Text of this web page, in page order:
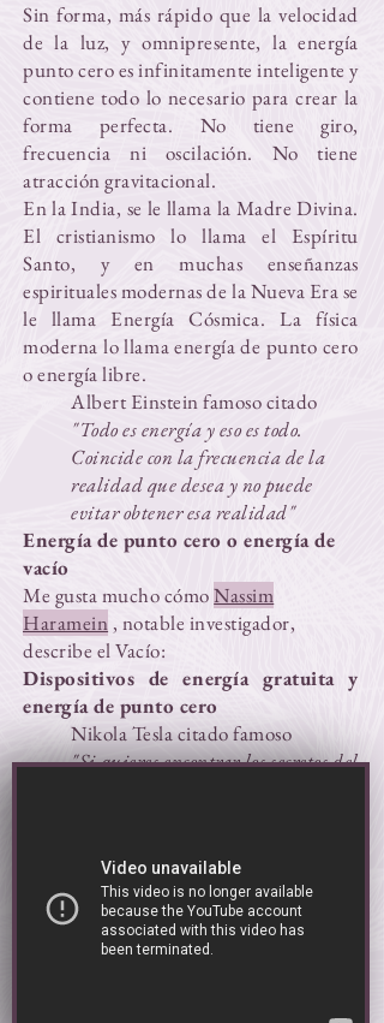
Sin forma, más rápido que la velocidad
de la luz, y omnipresente, la energía
punto cero es infinitamente inteligente y
contiene todo lo necesario para crear la
forma perfecta. No tiene giro,
frecuencia ni oscilación. No tiene
atracción gravitacional.
En la India, se le llama la Madre Divina.
El cristianismo lo llama el Espíritu
Santo, y en muchas enseñanzas
espirituales modernas de la Nueva Era se
le llama Energía Cósmica. La física
moderna lo llama energía de punto cero
o energía libre.
Albert Einstein famoso citado
"Todo es energía y eso es todo.
Coincide con la frecuencia de la
realidad que desea y no puede
evitar obtener esa realidad"
Energía de punto cero o energía de
vacío
Me gusta mucho cómoNassim
Haramein, notable investigador,
describe el Vacío:
Dispositivos de energía gratuita y
energía de punto cero
Nikola Tesla citado famoso
"Si quieres encontrar los secretos del
que analiza la realidad de la energía
libre, el flujo de energía toroidal y los
dispositivos de energía de punto cero:
¿Cómo estamos experimentando